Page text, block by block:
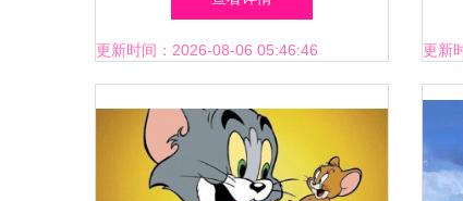
更新时间：2026-08-06 05:46:46 更新